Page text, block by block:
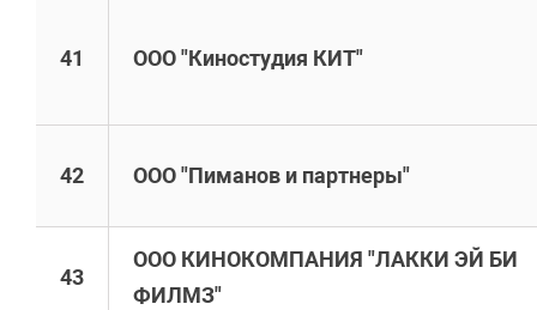
41 ООО "Киностудия КИТ"
42 ООО "Пиманов и партнеры"
43
ООО КИНОКОМПАНИЯ "ЛАККИ ЭЙ БИ
ФИЛМЗ"